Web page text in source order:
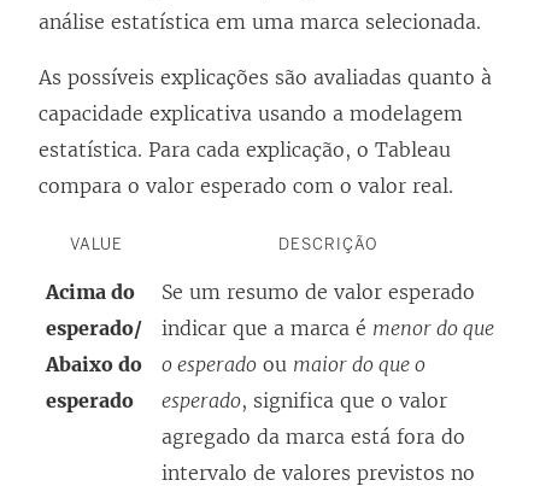
análise estatística em uma marca selecionada.
As possíveis explicações são avaliadas quanto à
capacidade explicativa usando a modelagem
estatística. Para cada explicação, o Tableau
compara o valor esperado com o valor real.
VALUE DESCRIÇÃO
Acima do
esperado/
Abaixo do
esperado
Se um resumo de valor esperado
indicar que a marca é menor do que
o esperado ou maior do que o
esperado, significa que o valor
agregado da marca está fora do
intervalo de valores previstos no